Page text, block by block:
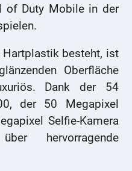
of Duty Mobile in der
Hartplastik besteht, ist
Oberfläche
Dank der 54
der 50 Megapixel
Selfie-Kamera
hervorragende